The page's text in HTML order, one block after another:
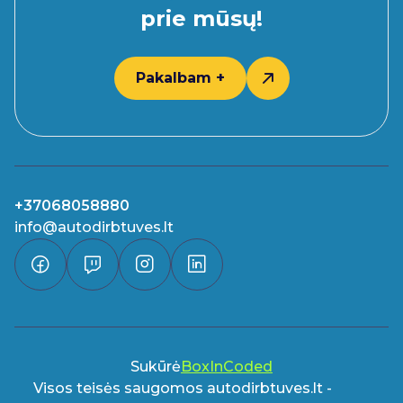
prie mūsų!
Pakalbam +
+37068058880
info@autodirbtuves.lt
SukūrėBoxInCoded
Visos teisės saugomos autodirbtuves.lt -